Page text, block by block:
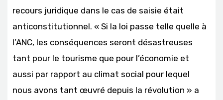
recours juridique dans le cas de saisie était
anticonstitutionnel. « Si la loi passe telle quelle à
l’ANC, les conséquences seront désastreuses
tant pour le tourisme que pour l’économie et
aussi par rapport au climat social pour lequel
nous avons tant œuvré depuis la révolution » a